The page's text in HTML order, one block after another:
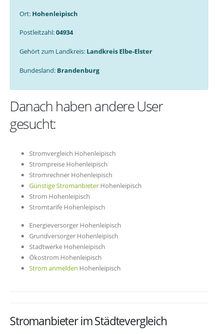
Ort: Hohenleipisch
Postleitzahl:04934
Gehört zum Landkreis: Landkreis Elbe-Elster
Bundesland: Brandenburg
Danach haben andere User
gesucht:
Stromvergleich Hohenleipisch
Strompreise Hohenleipisch
Stromrechner Hohenleipisch
Günstige Stromanbieter Hohenleipisch
Strom Hohenleipisch
Stromtarife Hohenleipisch
Energieversorger Hohenleipisch
Grundversorger Hohenleipisch
Stadtwerke Hohenleipisch
Ökostrom Hohenleipisch
Strom anmelden Hohenleipisch
Stromanbieter im Städtevergleich